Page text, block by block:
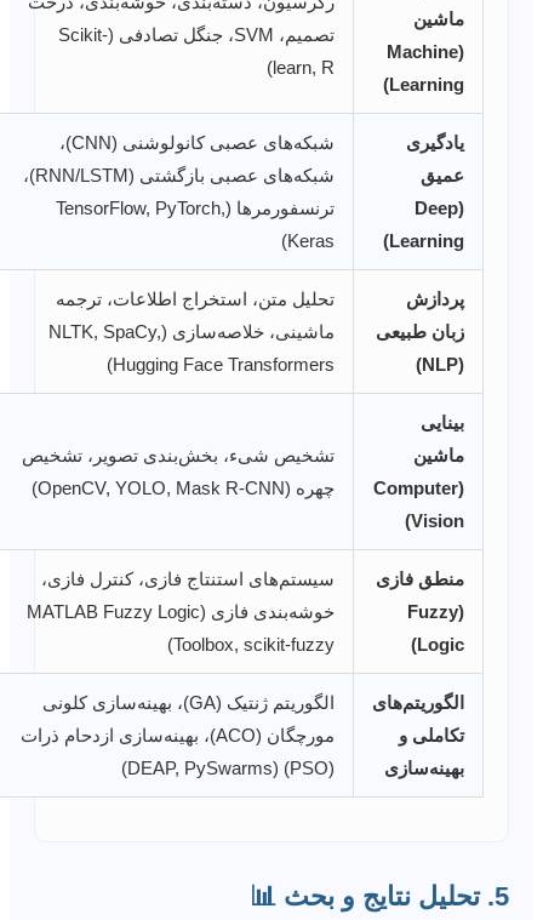
ماشین
(Machine
Learning)
تصمیم، SVM، جنگل تصادفی (Scikit-
learn, R)
یادگیری
عمیق
(Deep
Learning)
شبکه‌های عصبی کانولوشنی (CNN)،
شبکه‌های عصبی بازگشتی (RNN/LSTM)،
ترنسفورمرها (TensorFlow, PyTorch,
Keras)
پردازش
زبان طبیعی
(NLP)
تحلیل متن، استخراج اطلاعات، ترجمه
ماشینی، خلاصه‌سازی (NLTK, SpaCy,
Hugging Face Transformers)
بینایی
ماشین
(Computer
Vision)
تشخیص شیء، بخش‌بندی تصویر، تشخیص
چهره (OpenCV, YOLO, Mask R-CNN)
منطق فازی
(Fuzzy
Logic)
سیستم‌های استنتاج فازی، کنترل فازی،
خوشه‌بندی فازی (MATLAB Fuzzy Logic
Toolbox, scikit-fuzzy)
الگوریتم‌های
تکاملی و
بهینه‌سازی
الگوریتم ژنتیک (GA)، بهینه‌سازی کلونی
مورچگان (ACO)، بهینه‌سازی ازدحام ذرات
(PSO) (DEAP, PySwarms)
5. تحلیل نتایج و بحث 📊